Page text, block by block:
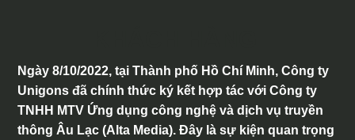
Ngày 8/10/2022, tại Thành phố Hồ Chí Minh, Công ty
Unigons đã chính thức ký kết hợp tác với Công ty
TNHH MTV Ứng dụng công nghệ và dịch vụ truyền
thông Âu Lạc (Alta Media). Đây là sự kiện quan trọng